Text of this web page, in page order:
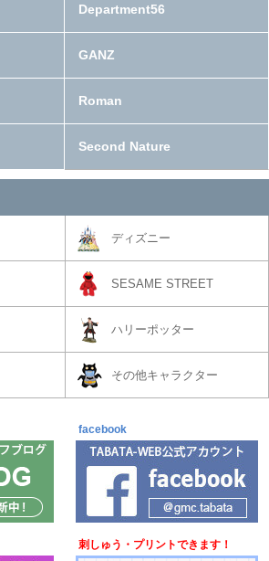
Department56
GANZ
Roman
Second Nature
ディズニー
SESAME STREET
ハリーポッター
その他キャラクター
facebook
刺しゅう・プリントできます！